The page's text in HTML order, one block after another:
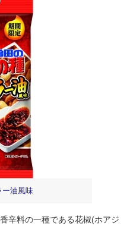
ー油風味
辛料の一種である花椒(ホアジ